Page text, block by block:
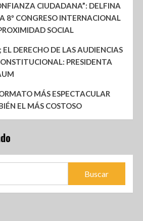
CIUDADANA”: DELFINA
8º CONGRESO INTERNACIONAL
SOCIAL
EL DERECHO DE LAS AUDIENCIAS
PRESIDENTA
MÁS ESPECTACULAR
EL MÁS COSTOSO